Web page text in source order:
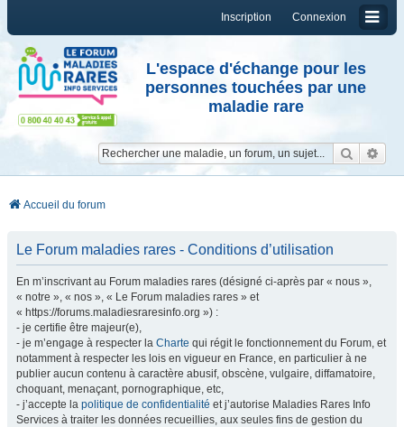
Connexion
Inscription
L'espace d'échange pour les
personnes touchées par une
maladie rare
Accueil du forum
Le Forum maladies rares - Conditions d’utilisation
En m’inscrivant au Forum maladies rares (désigné ci-après par « nous »,
« notre », « nos », « Le Forum maladies rares » et
« https://forums.maladiesraresinfo.org ») :
- je certifie être majeur(e),
- je m’engage à respecter la Charte qui régit le fonctionnement du Forum, et
notamment à respecter les lois en vigueur en France, en particulier à ne
publier aucun contenu à caractère abusif, obscène, vulgaire, diffamatoire,
choquant, menaçant, pornographique, etc,
- j’accepte la politique de confidentialité et j’autorise Maladies Rares Info
Services à traiter les données recueillies, aux seules fins de gestion du